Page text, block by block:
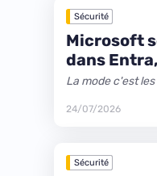
Sécurité
Microsoft
dans
La mode c'est
24/07/2026
Sécurité